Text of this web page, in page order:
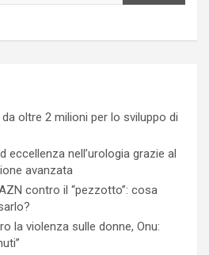
da oltre 2 milioni per lo sviluppo di
eccellenza nell’urologia grazie al
avanzata
contro il “pezzotto”: cosa
la violenza sulle donne, Onu: